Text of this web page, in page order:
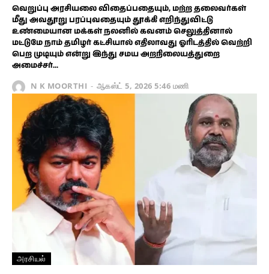
வெறுப்பு அரசியலை விதைப்பதையும், மற்ற தலைவர்கள்
மீது அவதூறு பரப்புவதையும் தூக்கி எறிந்துவிட்டு
உண்மையான மக்கள் நலனில் கவனம் செலுத்தினால்
மட்டுமே நாம் தமிழர் கட்சியால் எதிலாவது ஓரிடத்தில் வெற்றி
பெற முடியும் என்று இந்து சமய அறநிலையத்துறை
அமைச்சர்...
N K MOORTHI - ஆகஸ்ட் 5, 2026 5:46 மணி
அரசியல்